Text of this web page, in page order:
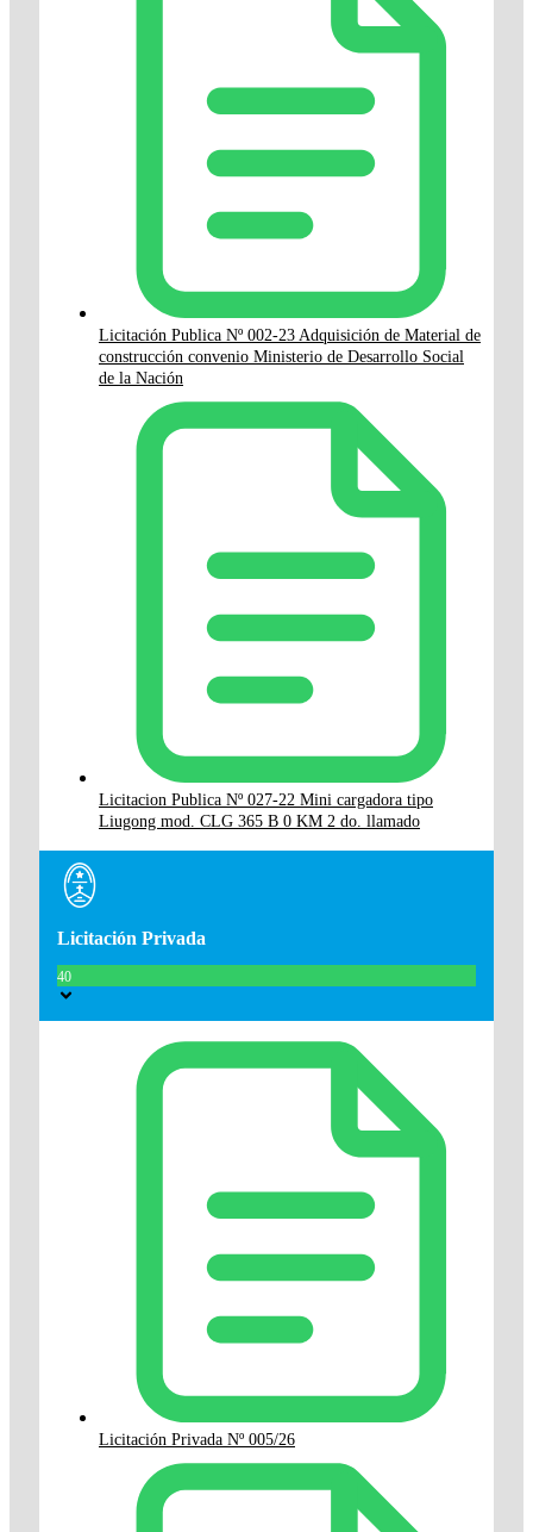
Licitación Publica Nº 002-23 Adquisición de Material de
construcción convenio Ministerio de Desarrollo Social
de la Nación
Licitacion Publica Nº 027-22 Mini cargadora tipo
Liugong mod. CLG 365 B 0 KM 2 do. llamado
Licitación Privada
40
Licitación Privada Nº 005/26